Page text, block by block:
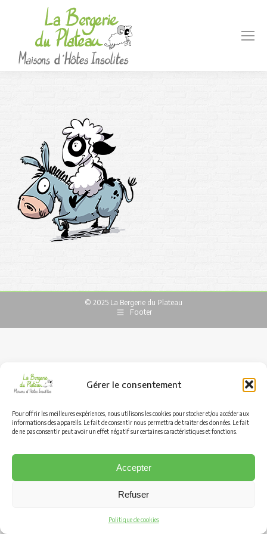
Gérer le consentement
Pour offrir les meilleures expériences, nous utilisons les cookies pour stocker et/ou accéder aux
informations des appareils. Le fait de consentir nous permettra de traiter des données. Le fait
de ne pas consentir peut avoir un effet négatif sur certaines caractéristiques et fonctions.
Accepter
Refuser
Politique de cookies
© 2025 La Bergerie du Plateau
Footer